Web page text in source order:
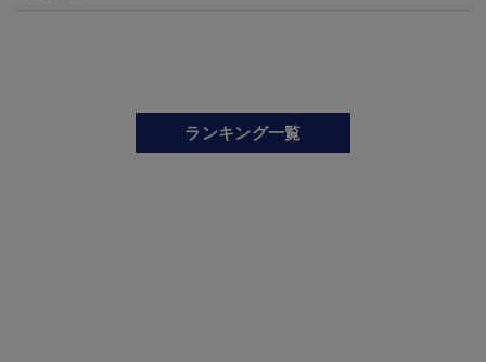
ランキング一覧